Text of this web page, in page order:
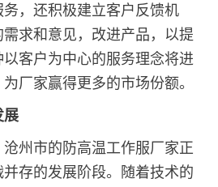
，还积极建立客户反馈机
求和意见，改进产品，以提
客户为中心的服务理念将进
厂家赢得更多的市场份额。
展
州市的防高温工作服厂家正
存的发展阶段。随着技术的